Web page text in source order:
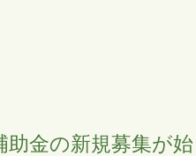
助金の新規募集が